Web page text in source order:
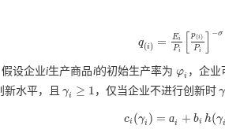
q(i) = Ei
Pi
p(i)
Pi
−σ
q(i)= EiP ipiP -σ
设企业i生产商品i的初始生产率为 φi
φi ，企
新水平，且 γi ≥ 1
γi≥ 1 ，仅当企业不进行创新时 γ
γi
ci (γi ) = ɑi + bi h(γi
ci(γi)=ɑ i+bi h (γi